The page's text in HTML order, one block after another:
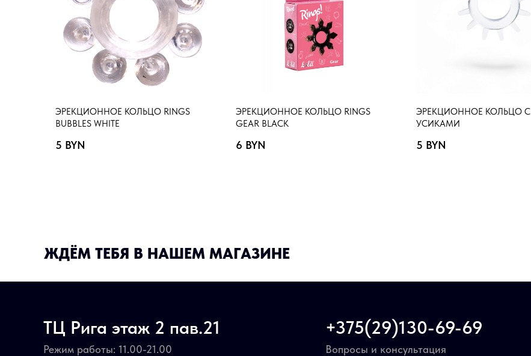
ЭРЕКЦИОННОЕ КОЛЬЦО RINGS
BUBBLES WHITE
5 BYN
ЭРЕКЦИОННОЕ КОЛЬЦО RINGS
GEAR BLACK
6 BYN
ЭРЕКЦИОННОЕ КОЛЬЦО С
УСИКАМИ
5 BYN
ЖДЁМ ТЕБЯ В НАШЕМ МАГАЗИНЕ
ТЦ Рига этаж 2 пав.21
Режим работы: 11.00-21.00
+375(29)130-69-69
Вопросы и консультация